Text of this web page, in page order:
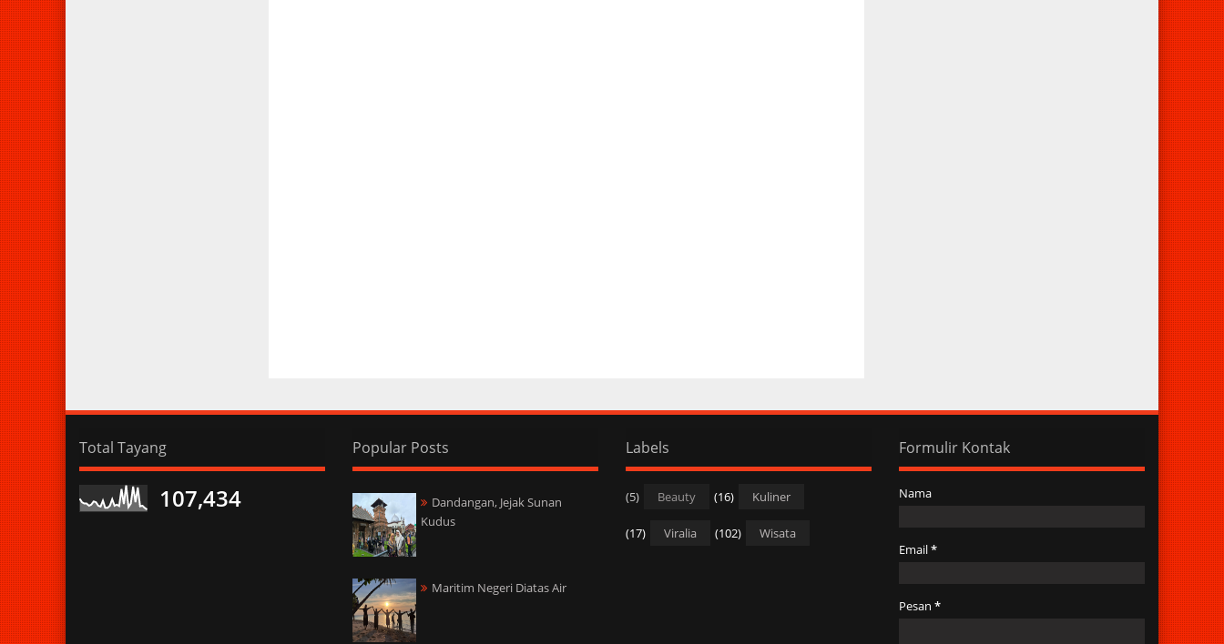
Total Tayang
107,434
Popular Posts
Dandangan, Jejak Sunan
Kudus
Maritim Negeri Diatas Air
Labels
Beauty
(5) Kuliner
(16)
Viralia
(17) Wisata
(102)
Formulir Kontak
Nama
Email*
Pesan *